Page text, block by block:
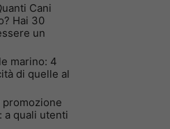
Cani
Hai 30
un
marino: 4
di quelle al
promozione
a quali utenti